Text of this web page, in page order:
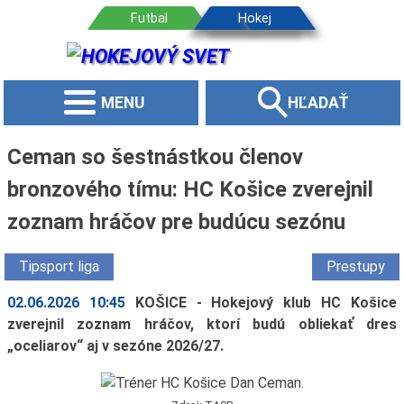
MENU HĽADAŤ
Ceman so šestnástkou členov
bronzového tímu: HC Košice zverejnil
zoznam hráčov pre budúcu sezónu
Tipsport liga Prestupy
02.06.2026 10:45
KOŠICE - Hokejový klub HC Košice
zverejnil zoznam hráčov, ktorí budú obliekať dres
„oceliarov“ aj v sezóne 2026/27.